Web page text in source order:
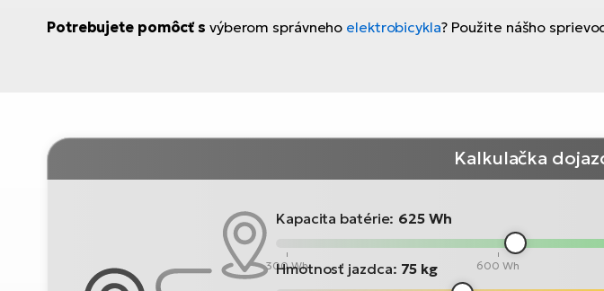
Potrebujete pomôcť s výberom správneho elektrobicykla? Použite nášho
Kalkulačka
Kapacita batérie: 625 Wh
300 Wh 600 Wh
Hmotnosť jazdca: 75 kg